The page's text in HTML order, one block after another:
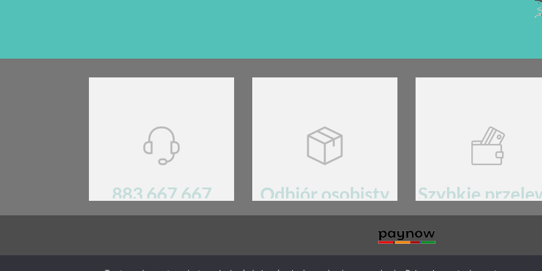
883 667 667 Odbiór osobisty Szybkie
Płatności przez bramkę